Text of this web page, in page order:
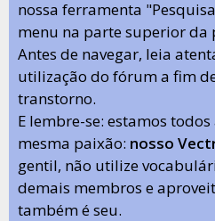
nossa ferramenta
menu na parte superior da
Antes de navegar, leia
utilização do fórum a fim
transtorno.
E lembre-se: estamos
mesma paixão: nosso
gentil, não utilize
demais membros e
também é seu.